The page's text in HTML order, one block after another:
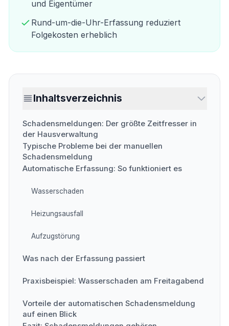
und Eigentümer
Rund-um-die-Uhr-Erfassung reduziert
Folgekosten erheblich
Inhaltsverzeichnis
Schadensmeldungen: Der größte Zeitfresser in
der Hausverwaltung
Typische Probleme bei der manuellen
Schadensmeldung
Automatische Erfassung: So funktioniert es
Wasserschaden
Heizungsausfall
Aufzugstörung
Was nach der Erfassung passiert
Praxisbeispiel: Wasserschaden am Freitagabend
Vorteile der automatischen Schadensmeldung
auf einen Blick